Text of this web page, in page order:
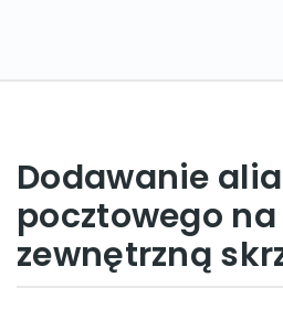
Dodawanie
pocztowego na
zewnętrzną